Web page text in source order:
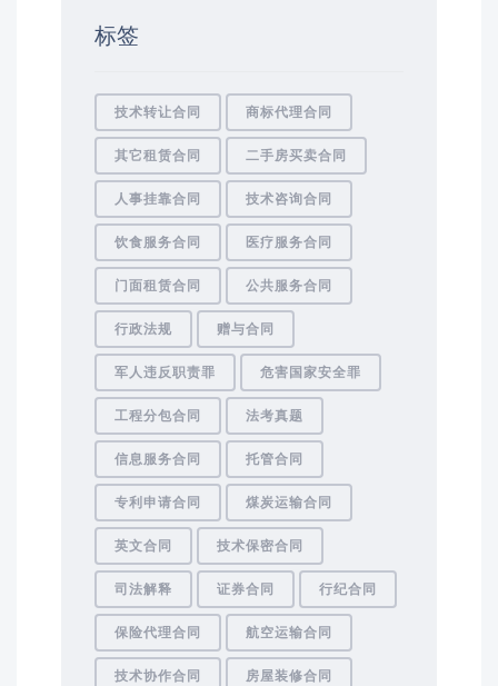
标签
技术转让合同 商标代理合同
其它租赁合同 二手房买卖合同
人事挂靠合同 技术咨询合同
饮食服务合同 医疗服务合同
门面租赁合同 公共服务合同
行政法规 赠与合同
军人违反职责罪 危害国家安全罪
工程分包合同 法考真题
信息服务合同 托管合同
专利申请合同 煤炭运输合同
英文合同 技术保密合同
司法解释 证券合同 行纪合同
保险代理合同 航空运输合同
技术协作合同 房屋装修合同